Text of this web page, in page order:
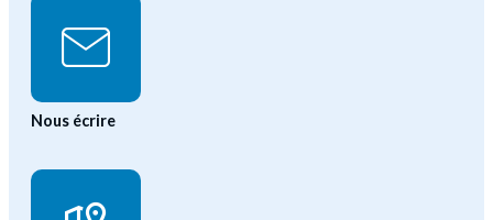
Nous écrire